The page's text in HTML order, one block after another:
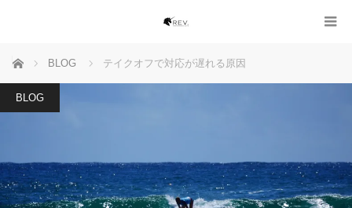
ホーム BLOG テイクオフで対応が遅れる原因
BLOG